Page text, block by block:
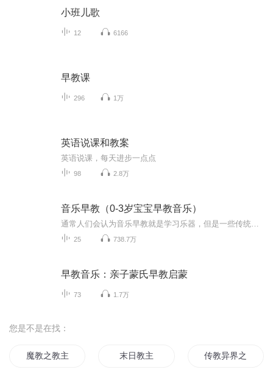
小班儿歌
12 6166
早教课
296 1万
英语说课和教案
英语说课，每天进步一点点
98 2.8万
音乐早教（0-3岁宝宝早教音乐）
25 738.7万
早教音乐：亲子蒙氏早教启蒙
73 1.7万
您是不是在找：
魔教之教主 末日教主 传教异界之我为